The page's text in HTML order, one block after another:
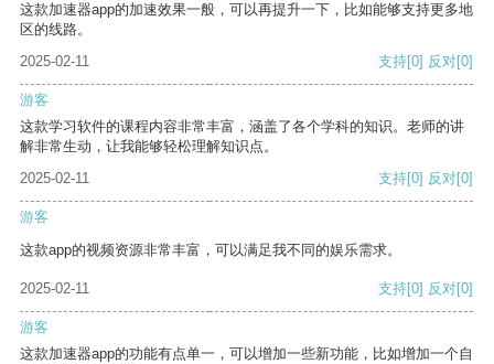
这款加速器app的加速效果一般，可以再提升一下，比如能够支持更多地
区的线路。
2025-02-11
支持[0] 反对[0]
游客
这款学习软件的课程内容非常丰富，涵盖了各个学科的知识。老师的讲
解非常生动，让我能够轻松理解知识点。
2025-02-11
支持[0] 反对[0]
游客
这款app的视频资源非常丰富，可以满足我不同的娱乐需求。
2025-02-11 支持[0] 反对[0]
游客
这款加速器app的功能有点单一，可以增加一些新功能，比如增加一个自